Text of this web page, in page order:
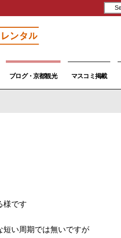
ブログ・京都観光 マスコミ掲載
様です
短い周期では無いですが